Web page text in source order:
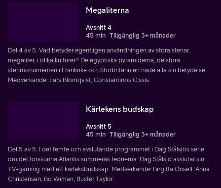
Megaliterna
Avsnitt 4
45 min Tillgänglig 3+ månader
Del 4 av 5. Vad betyder egentligen användningen av stora stenar,
megaliter, i olika kulturer? De egyptiska pyramiderna, de stora
stenmonumenten i Frankrike och Storbritannien hade alla sin betydelse.
Medverkande: Lars Blomqvist, Constantinos Cissis.
Kärlekens budskap
Avsnitt 5
45 min Tillgänglig 3+ månader
Del 5 av 5. I det femte och avslutande programmet i Dag Stålsjös serie
om det försvunna Atlantis summeras teorierna. Dag Stålsjö avslutar sin
TV-gärning med ett kärleksbudskap. Medverkande: Birgitta Onsell, Anna
Christensen, Bo Wiman, Buster Taylor.